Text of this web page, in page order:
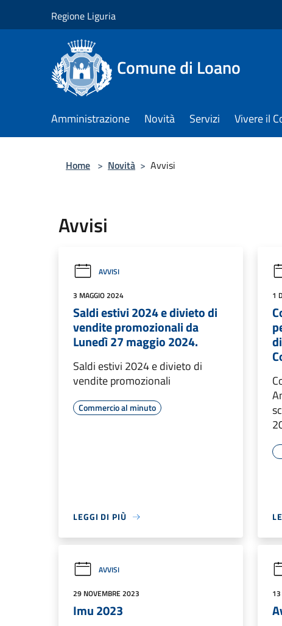
Regione Liguria
Comune di Loano
Amministrazione Novità Servizi Vivere il
Home > Novità > Avvisi
Avvisi
AVVISI
3 MAGGIO 2024
Saldi estivi 2024 e divieto di
vendite promozionali da
Lunedì 27 maggio 2024.
Saldi estivi 2024 e divieto di
vendite promozionali
Commercio al minuto
LEGGI DI PIÙ
1
AVVISI
29 NOVEMBRE 2023
Imu 2023